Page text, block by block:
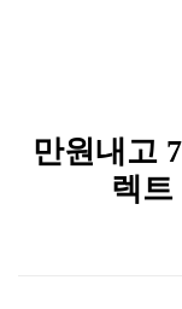
만원내고
렉